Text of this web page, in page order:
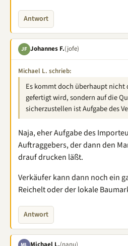
Antwort
JF Johannes F.(jofe)
Michael L. schrieb:
Es kommt doch überhaupt nicht
gefertigt wird, sondern auf die
sicherzustellen ist Aufgabe des
Naja, eher Aufgabe des
Auftraggebers, der dann den
drauf drucken läßt.
Verkäufer kann dann noch ein
Reichelt oder der lokale
Antwort